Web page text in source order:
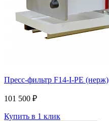
Пресс-фильтр F14-I-PE (нерж)
101 500 ₽
Купить в 1 клик